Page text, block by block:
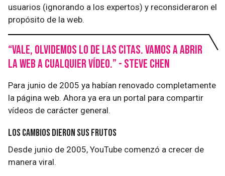
usuarios (ignorando a los expertos) y reconsideraron el
propósito de la web.
“Vale, olvidemos lo de las citas. Vamos a abrir
la web a cualquier vídeo.” - Steve Chen
Para junio de 2005 ya habían renovado completamente
la página web. Ahora ya era un portal para compartir
vídeos de carácter general.
Los cambios dieron sus frutos
Desde junio de 2005, YouTube comenzó a crecer de
manera viral.